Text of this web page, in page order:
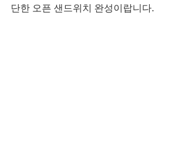
단한 오픈 샌드위치 완성이랍니다.